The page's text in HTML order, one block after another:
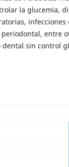
la glucemia,
entre
sin control